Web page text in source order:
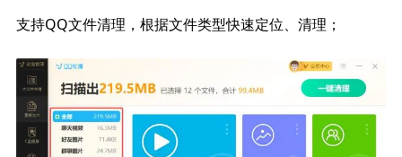
支持QQ文件清理，根据文件类型快速定位、清理；